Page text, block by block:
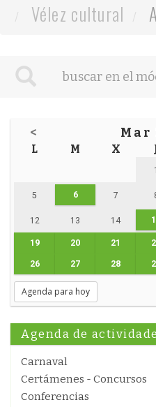
Vélez cultural
< Mar
L M X
1
5 6 7
12 13 14
19 20 21
26 27 28
Agenda para hoy
Agenda de
Carnaval
Certámenes - Concursos
Conferencias